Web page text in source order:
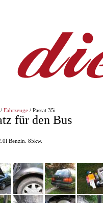
/ Fahrzeuge / Passat 35i
für den Bus
Benzin. 85kw.